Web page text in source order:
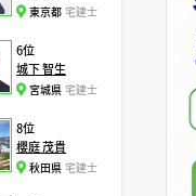
宅建士
東京都
6位
城下 智生
宅建士
宮城県
8位
櫻庭 茂貴
宅建士
秋田県